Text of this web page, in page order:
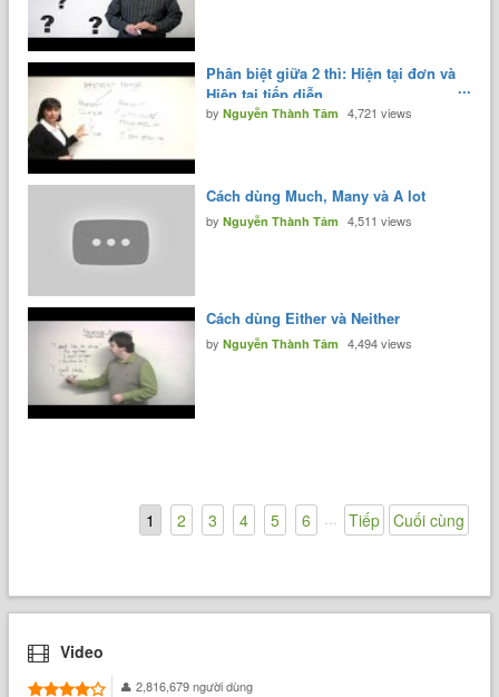
Phân biệt giữa 2 thì: Hiện tại đơn và
Hiện tại tiếp diễn.
byNguyễn Thành Tâm 4,721 views
Cách dùng Much, Many và A lot
byNguyễn Thành Tâm 4,511 views
Cách dùng Either và Neither
byNguyễn Thành Tâm 4,494 views
1 2 3 4 5 6 Tiếp Cuối cùng
Video
2,816,679 người dùng